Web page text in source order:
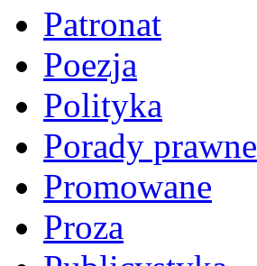
Patronat
Poezja
Polityka
Porady prawne
Promowane
Proza